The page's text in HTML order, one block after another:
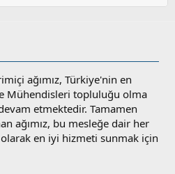
ağımız, Türkiye'nin en
Mühendisleri topluluğu olma
etmektedir. Tamamen
ağımız, bu mesleğe dair her
olarak en iyi hizmeti sunmak için